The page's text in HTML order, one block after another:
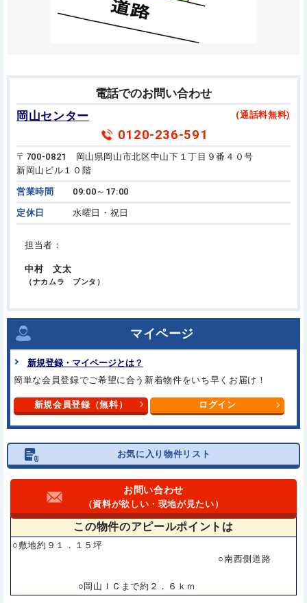
電話でのお問い合わせ
岡山センター
(通話料無料)
0120-236-591
〒700-0821 岡山県岡山市北区中山下１丁目９番４０号
新岡山ビル１０階
営業時間 09:00～17:00
定休日 水曜日・祝日
担当者：
中村 文太
（ナカムラ ブンタ）
マイページ
新規登録・マイページとは？
簡単な会員登録でご希望に合う 新着物件をいち早くお届け！
新規会員登録（無料） ログイン
お気に入り物件リスト
お問い合わせ
（資料が欲しい・現地が見たい）
この物件のアピールポイントは
○敷地約９１．１５坪
○南西側道路
○岡山ＩＣまで約２．６ｋｍ